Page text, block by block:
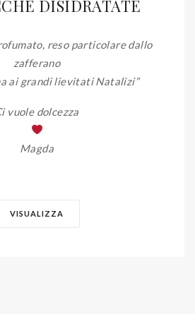
DISIDRATATE
reso particolare dallo
zafferano
ai grandi lievitati Natalizi”
vuole dolcezza
Magda
VISUALIZZA